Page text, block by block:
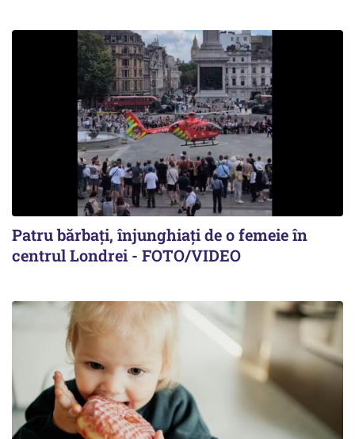
Patru bărbați, înjunghiați de o femeie în
centrul Londrei - FOTO/VIDEO